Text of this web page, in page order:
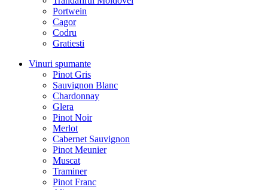
Portwein
Cagor
Codru
Gratiesti
Vinuri spumante
Pinot Gris
Sauvignon Blanc
Chardonnay
Glera
Pinot Noir
Merlot
Cabernet Sauvignon
Pinot Meunier
Muscat
Traminer
Pinot Franc